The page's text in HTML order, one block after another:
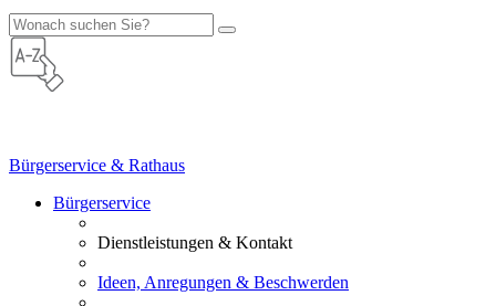
Bürgerservice & Rathaus
Bürgerservice
Dienstleistungen & Kontakt
Ideen, Anregungen & Beschwerden